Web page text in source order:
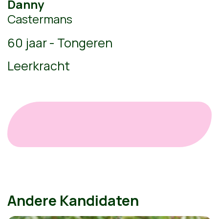
Danny
Castermans
60 jaar - Tongeren
Leerkracht
Andere Kandidaten